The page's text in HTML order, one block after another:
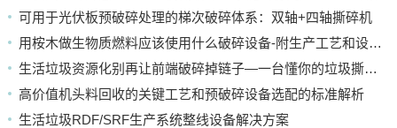
可用于光伏板预破碎处理的梯次破碎体系：双轴+四轴撕碎机
用桉木做生物质燃料应该使用什么破碎设备-附生产工艺和设备配置
生活垃圾资源化别再让前端破碎掉链子—一台懂你的垃圾撕碎机
高价值机头料回收的关键工艺和预破碎设备选配的标准解析
生活垃圾RDF/SRF生产系统整线设备解决方案